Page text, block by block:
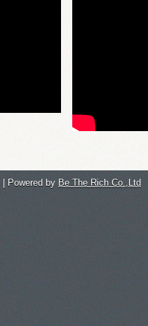
| Powered by Be The Rich Co.,Ltd